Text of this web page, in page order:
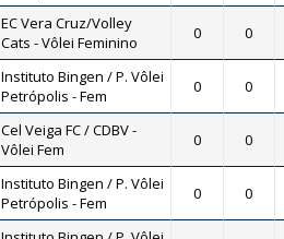
EC Vera Cruz/Volley
Cats - Vôlei Feminino
0 0
Instituto Bingen / P. Vôlei
Petrópolis - Fem
0 0
Cel Veiga FC / CDBV -
Vôlei Fem
0 0
Instituto Bingen / P. Vôlei
Petrópolis - Fem
0 0